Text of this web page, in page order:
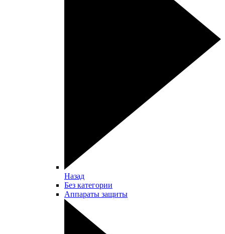
Назад
Без категории
Аппараты защиты